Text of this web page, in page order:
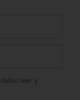
leer y